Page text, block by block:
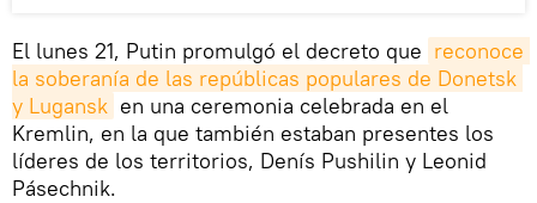
El lunes 21, Putin promulgó el decreto que reconoce
la soberanía de las repúblicas populares de Donetsk
y Lugansk en una ceremonia celebrada en el
Kremlin, en la que también estaban presentes los
líderes de los territorios, Denís Pushilin y Leonid
Pásechnik.